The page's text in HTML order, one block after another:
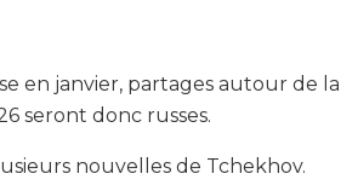
en janvier, partages autour de la
seront donc russes.
nouvelles de Tchekhov.